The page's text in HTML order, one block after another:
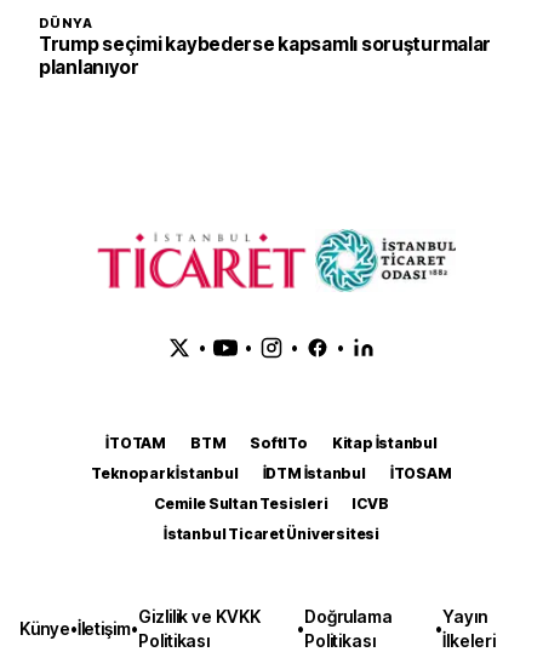
DÜNYA
Trump seçimi kaybederse kapsamlı soruşturmalar
planlanıyor
• • • •
İTOTAM BTM SoftITo
Kitap İstanbul
Teknopark İstanbul
İDTM İstanbul
İTOSAM
Cemile Sultan Tesisleri
ICVB
İstanbul Ticaret Üniversitesi
Künye•İletişim•
Gizlilik ve KVKK
Politikası
•
Doğrulama
Politikası
•
Yayın
İlkeleri